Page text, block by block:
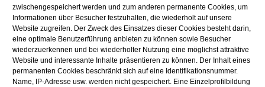
zwischengespeichert werden und zum anderen permanente Cookies, um
Informationen über Besucher festzuhalten, die wiederholt auf unsere
Website zugreifen. Der Zweck des Einsatzes dieser Cookies besteht darin,
eine optimale Benutzerführung anbieten zu können sowie Besucher
wiederzuerkennen und bei wiederholter Nutzung eine möglichst attraktive
Website und interessante Inhalte präsentieren zu können. Der Inhalt eines
permanenten Cookies beschränkt sich auf eine Identifikationsnummer.
Name, IP-Adresse usw. werden nicht gespeichert. Eine Einzelprofilbildung